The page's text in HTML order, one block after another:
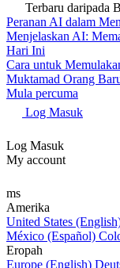
Terbaru daripada
Peranan AI dalam
Menjelaskan AI:
Hari Ini
Cara untuk
Muktamad Orang
Mula percuma
Log Masuk
Log Masuk
My account
ms
Amerika
United States
México (Español)
Eropah
Europe (English)